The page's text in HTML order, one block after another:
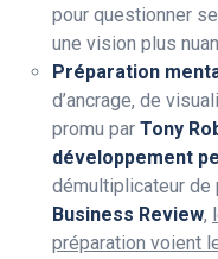
pour questionner
une vision plus
Préparation
d’ancrage, de
promu par Tony
développement
démultiplicateur de
Business Review,
préparation voient